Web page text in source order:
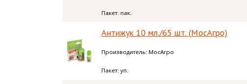
Пакет: пак.
Антижук 10 мл./65 шт. (МосАгро)
Производитель: МосАгро
Пакет: уп.